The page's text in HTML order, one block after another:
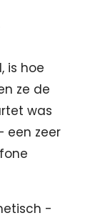
is hoe
ze de
was
een zeer
-